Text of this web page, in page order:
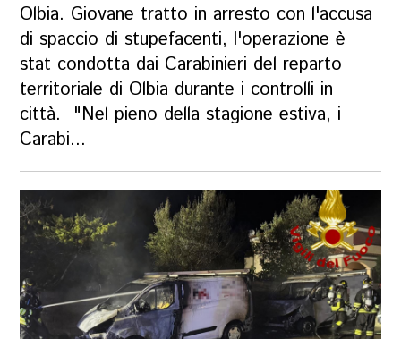
Olbia. Giovane tratto in arresto con l'accusa
di spaccio di stupefacenti, l'operazione è
stat condotta dai Carabinieri del reparto
territoriale di Olbia durante i controlli in
città. "Nel pieno della stagione estiva, i
Carabi...